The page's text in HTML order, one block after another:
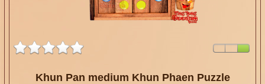
Khun Pan medium Khun Phaen Puzzle